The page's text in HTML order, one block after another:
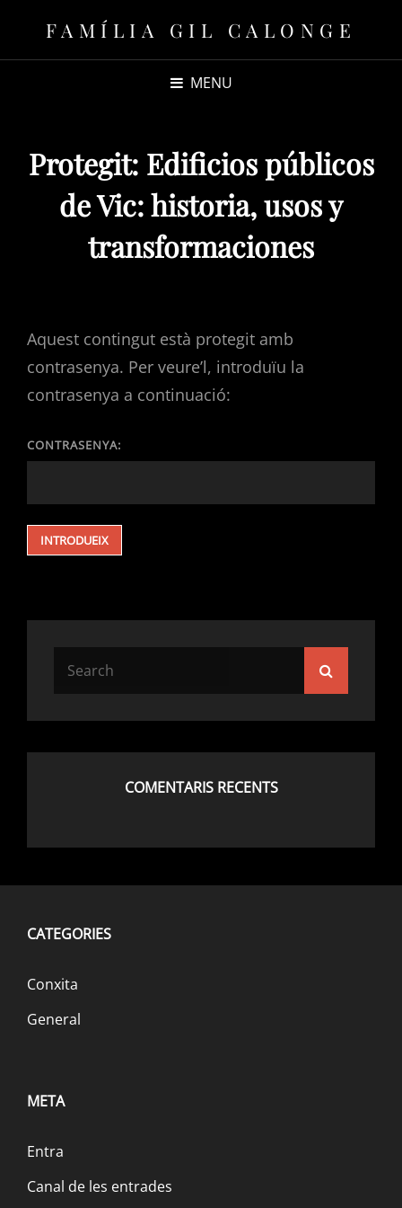
FAMÍLIA GIL CALONGE
MENU
Protegit: Edificios públicos
de Vic: historia, usos y
transformaciones
Aquest contingut està protegit amb
contrasenya. Per veure’l, introduïu la
contrasenya a continuació:
CONTRASENYA:
COMENTARIS RECENTS
CATEGORIES
Conxita
General
META
Entra
Canal de les entrades